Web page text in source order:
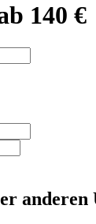
140 €